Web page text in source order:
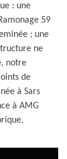
: une
59
; une
ne
notre
de
à Sars
à AMG